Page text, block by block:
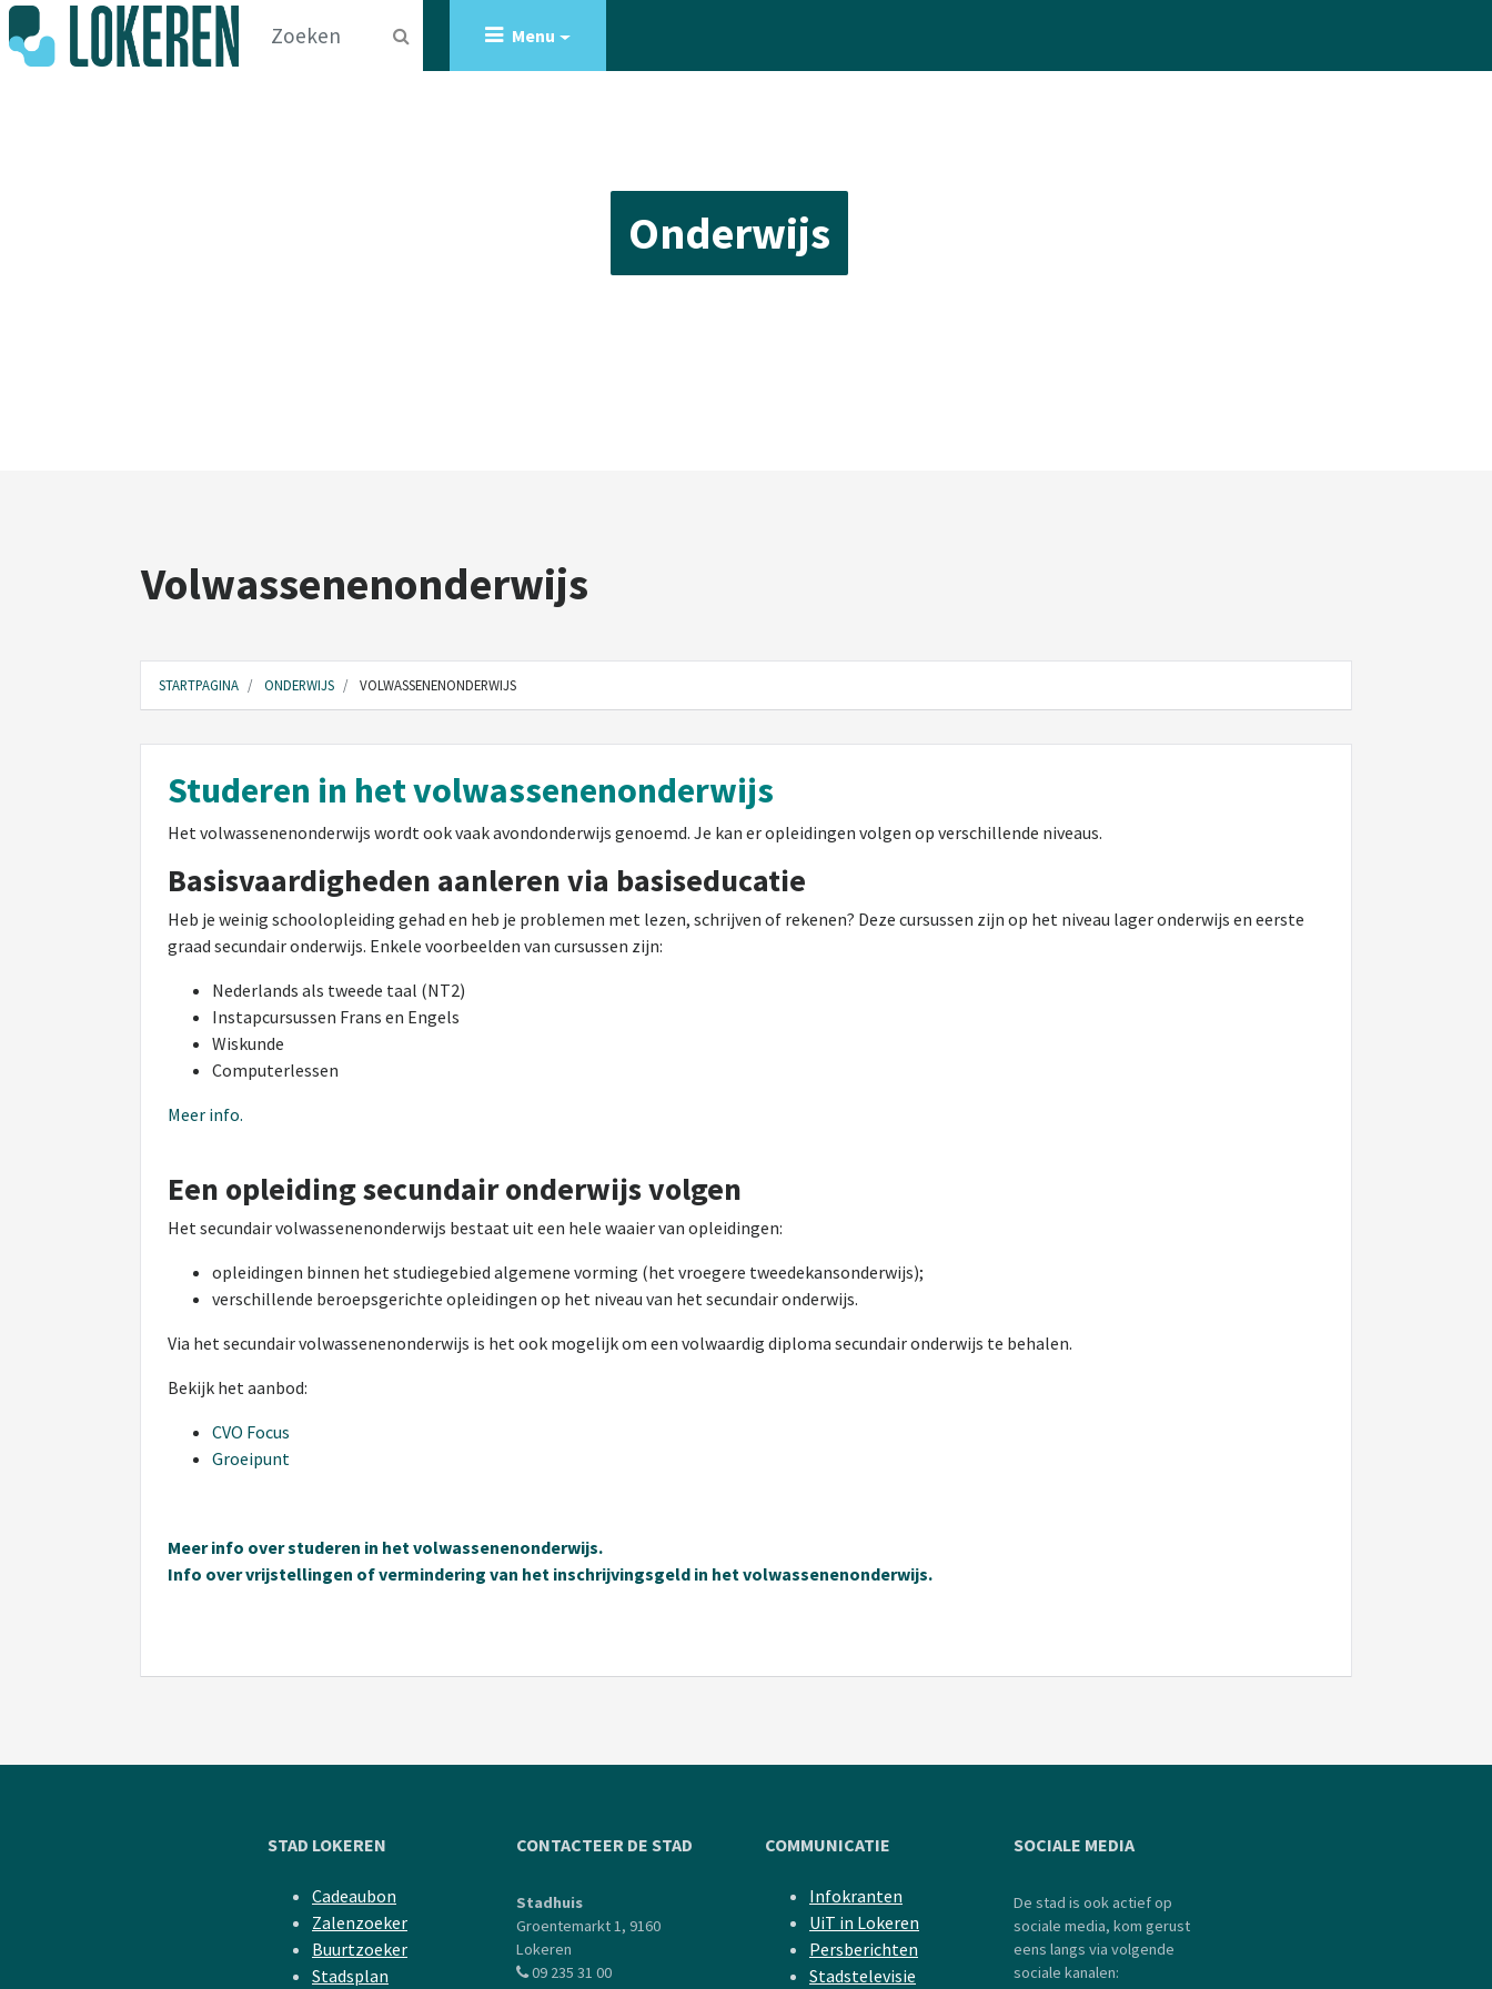
Menu
Onderwijs
Volwassenenonderwijs
STARTPAGINA ONDERWIJS VOLWASSENENONDERWIJS
Studeren in het volwassenenonderwijs
Het volwassenenonderwijs wordt ook vaak avondonderwijs genoemd. Je kan er opleidingen volgen op verschillende niveaus.
Basisvaardigheden aanleren via basiseducatie
Heb je weinig schoolopleiding gehad en heb je problemen met lezen, schrijven of rekenen? Deze cursussen zijn op het niveau lager onderwijs en eerste
graad secundair onderwijs. Enkele voorbeelden van cursussen zijn:
Nederlands als tweede taal (NT2)
Instapcursussen Frans en Engels
Wiskunde
Computerlessen
Meer info.
Een opleiding secundair onderwijs volgen
Het secundair volwassenenonderwijs bestaat uit een hele waaier van opleidingen:
opleidingen binnen het studiegebied algemene vorming (het vroegere tweedekansonderwijs);
verschillende beroepsgerichte opleidingen op het niveau van het secundair onderwijs.
Via het secundair volwassenenonderwijs is het ook mogelijk om een volwaardig diploma secundair onderwijs te behalen.
Bekijk het aanbod:
CVO Focus
Groeipunt
Meer info over studeren in het volwassenenonderwijs.
Info over vrijstellingen of vermindering van het inschrijvingsgeld in het volwassenenonderwijs.
STAD LOKEREN
Cadeaubon
Zalenzoeker
Buurtzoeker
Stadsplan
CONTACTEER DE STAD
Stadhuis
Groentemarkt 1, 9160
Lokeren
09 235 31 00
COMMUNICATIE
Infokranten
UiT in Lokeren
Persberichten
Stadstelevisie
SOCIALE MEDIA
De stad is ook actief op
sociale media, kom gerust
eens langs via volgende
sociale kanalen: